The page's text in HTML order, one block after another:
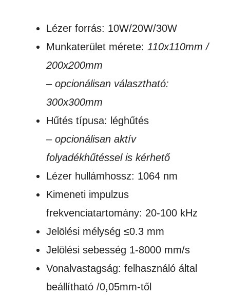
Lézer forrás: 10W/20W/30W
Munkaterület mérete: 110x110mm /
200x200mm
– opcionálisan választható:
300x300mm
Hűtés típusa: léghűtés
– opcionálisan aktív
folyadékhűtéssel is kérhető
Lézer hullámhossz: 1064 nm
Kimeneti impulzus
frekvenciatartomány: 20-100 kHz
Jelölési mélység ≤0.3 mm
Jelölési sebesség 1-8000 mm/s
Vonalvastagság: felhasználó által
beállítható /0,05mm-től